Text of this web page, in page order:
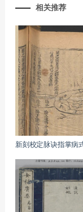
相关推荐
新刻校定脉诀指掌病